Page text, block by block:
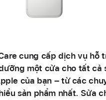
cung cấp dịch vụ hỗ
một cửa cho tất cả
của bạn – từ các
sản phẩm nhất. Sửa